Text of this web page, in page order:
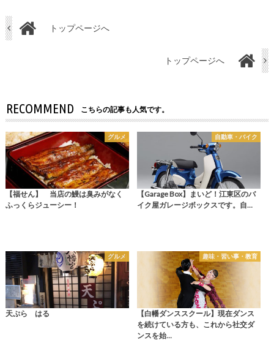
トップページへ
トップページへ
RECOMMEND こちらの記事も人気です。
グルメ
【福せん】 当店の鰻は臭みがなく
ふっくらジューシー！
自動車・バイク
【Garage Box】まいど！江東区のバ
イク屋ガレージボックスです。自…
グルメ
天ぷら はる
趣味・習い事・教育
【白幡ダンススクール】現在ダンス
を続けている方も、これから社交ダ
ンスを始…